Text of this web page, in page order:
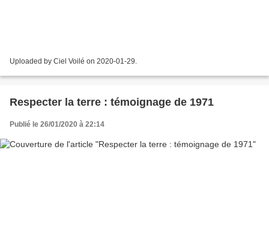
Uploaded by Ciel Voilé on 2020-01-29.
Respecter la terre : témoignage de 1971
Publié le 26/01/2020 à 22:14